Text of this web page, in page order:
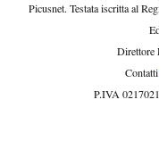
Picusnet. Testata iscritta al
Direttore
Contatti
P.IVA